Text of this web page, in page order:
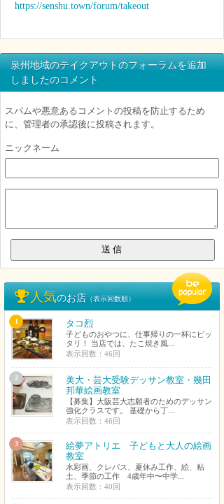
https://senshu.town/forum/takeout
泉州地域のテイクアウトのフォーラムを追加
しましたのコメント
スパムや悪意あるコメントの投稿を防止するため
に、管理者の承認後に投稿されます。
ニックネーム
人気のお店 （表示回数順）
1 タコ烈
子どものおやつに、仕事帰りの一杯にピッ
タリ！ 当店では、たこ焼き風...
表示回数：46回
2
美大・芸大受験デッサン教室・幾田
邦華絵画教室
【募集】大阪芸大志願者のためのデッサン
強化クラスです。 基礎から丁...
表示回数：46回
3
絵夢アトリエ 子どもと大人の絵画
教室
水彩画、クレパス、夏休み工作、絵、粘
土、季節の工作 4歳年中〜中学...
表示回数：40回